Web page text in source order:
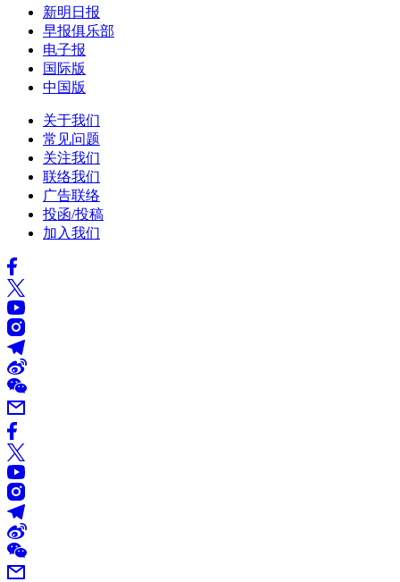
新明日报
早报俱乐部
电子报
国际版
中国版
关于我们
常见问题
关注我们
联络我们
广告联络
投函/投稿
加入我们